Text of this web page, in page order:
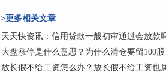
>更多相关文章
天天快资讯：信用贷款一般初审通过会放款
大盘涨停是什么意思？为什么清仓要留100
放长假不给工资怎么办？放长假不给工资也